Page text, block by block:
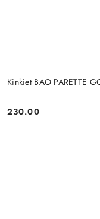
Kinkiet BAO PARETTE
Cena:
230.00